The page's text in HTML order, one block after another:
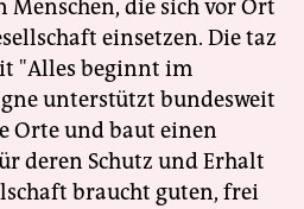
die sich vor Ort
einsetzen. Die taz
"Alles beginnt im
unterstützt bundesweit
Orte und baut einen
deren Schutz und Erhalt
braucht guten, frei